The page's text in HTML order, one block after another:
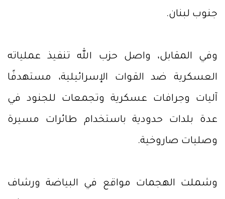
جنوب لبنان.
وفي المقابل، واصل حزب الله تنفيذ عملياته
العسكرية ضد القوات الإسرائيلية، مستهدفًا
آليات وجرافات عسكرية وتجمعات للجنود في
عدة بلدات حدودية باستخدام طائرات مسيرة
وصليات صاروخية.
وشملت الهجمات مواقع في البياضة ورشاف